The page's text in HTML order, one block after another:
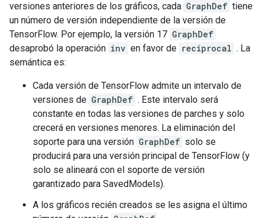
versiones anteriores de los gráficos, cada GraphDef tiene
un número de versión independiente de la versión de
TensorFlow. Por ejemplo, la versión 17 GraphDef
desaprobó la operación inv en favor de reciprocal . La
semántica es:
Cada versión de TensorFlow admite un intervalo de
versiones de GraphDef . Este intervalo será
constante en todas las versiones de parches y solo
crecerá en versiones menores. La eliminación del
soporte para una versión GraphDef solo se
producirá para una versión principal de TensorFlow (y
solo se alineará con el soporte de versión
garantizado para SavedModels).
A los gráficos recién creados se les asigna el último